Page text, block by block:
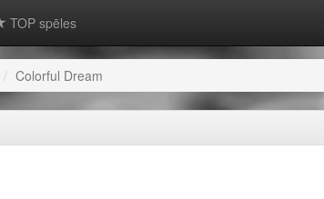
TOP spēles
Colorful Dream